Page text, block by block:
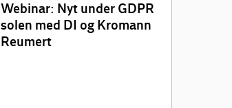
Webinar: Nyt under GDPR
solen med DI og Kromann
Reumert